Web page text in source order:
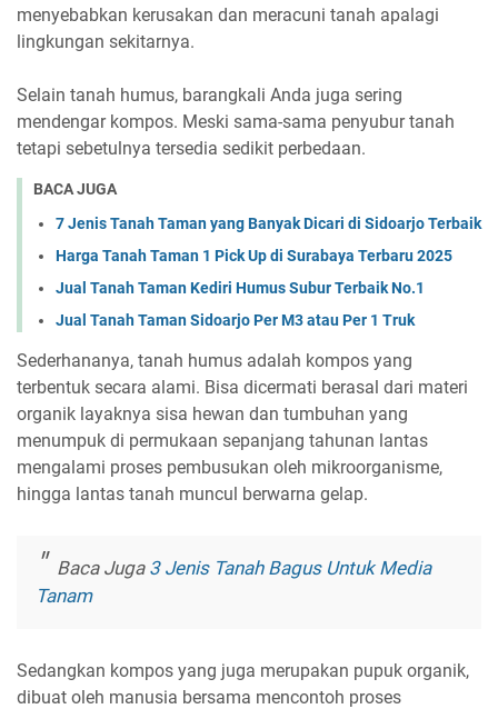
menyebabkan kerusakan dan meracuni tanah apalagi
lingkungan sekitarnya.
Selain tanah humus, barangkali Anda juga sering
mendengar kompos. Meski sama-sama penyubur tanah
tetapi sebetulnya tersedia sedikit perbedaan.
BACA JUGA
7 Jenis Tanah Taman yang Banyak Dicari di Sidoarjo Terbaik
Harga Tanah Taman 1 Pick Up di Surabaya Terbaru 2025
Jual Tanah Taman Kediri Humus Subur Terbaik No.1
Jual Tanah Taman Sidoarjo Per M3 atau Per 1 Truk
Sederhananya, tanah humus adalah kompos yang
terbentuk secara alami. Bisa dicermati berasal dari materi
organik layaknya sisa hewan dan tumbuhan yang
menumpuk di permukaan sepanjang tahunan lantas
mengalami proses pembusukan oleh mikroorganisme,
hingga lantas tanah muncul berwarna gelap.
Baca Juga 3 Jenis Tanah Bagus Untuk Media
Tanam
Sedangkan kompos yang juga merupakan pupuk organik,
dibuat oleh manusia bersama mencontoh proses